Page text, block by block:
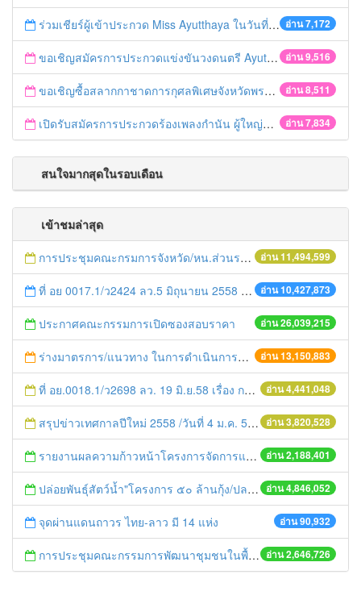
อ่าน 7,172
ร่วมเชียร์ผู้เข้าประกวด Miss Ayutthaya ในวันที่ 15 ธันวาคม 2560
อ่าน 9,516
ขอเชิญสมัครการประกวดแข่งขันวงดนตรี Ayutthaya battle of the bands
อ่าน 8,511
ขอเชิญซื้อสลากกาชาดการกุศลพิเศษจังหวัดพระนครศรีอยุธยา 2560
อ่าน 7,834
เปิดรับสมัครการประกวดร้องเพลงกำนัน ผู้ใหญ่บ้าน ฯลฯ
สนใจมากสุดในรอบเดือน
เข้าชมล่าสุด
อ่าน 11,494,599
การประชุมคณะกรมการจังหวัด/หน.ส่วนราชการประจำเดือน มิถุนายน 2558
อ่าน 10,427,873
ที่ อย 0017.1/ว2424 ลว.5 มิถุนายน 2558 เรื่อง แจ้งกำหนดตรวจประเมินและให้คะแนนหน่วยงานที่สมัครเข้าร่วมโครงการพัฒนาหน่วยงานต้นแบบในการจัดตั้งศูนย์ข้อมูลข่าวสารของราชการฯ ประจำปีงบประมาณ พ.ศ. 2558
อ่าน 26,039,215
ประกาศคณะกรรมการเปิดซองสอบราคา
อ่าน 13,150,883
ร่างมาตรการ/แนวทาง ในการดำเนินการประกอบการตรวจราชการแบบบูรณาการ
อ่าน 4,441,048
ที่ อย.0018.1/ว2698 ลว. 19 มิ.ย.58 เรื่อง การแก้ไขปัญหาหนี้สินให้แก่เกษตรกร
อ่าน 3,820,528
สรุปข่าวเทศกาลปีใหม่ 2558 /วันที่ 4 ม.ค. 58
อ่าน 2,188,401
รายงานผลความก้าวหน้าโครงการจัดการแก้ไขปัญหาขยะ สัปดาห์ที่ 9/2558
อ่าน 4,846,052
ปล่อยพันธุ์สัตว์น้ำ"โครงการ ๕๐ ล้านกุ้ง/ปลา ฟื้นชีวิตใหม่ให้เจ้าพระยา
อ่าน 90,932
จุดผ่านแดนถาวร ไทย-ลาว มี 14 แห่ง
อ่าน 2,646,726
การประชุมคณะกรรมการพัฒนาชุมชนในพื้นที่รอบโรงไฟฟ้า (คพรฟ.) ครั้งที่ 2/2558 กองทุนพัฒนาไฟฟ้าบริษัท โรจนะเพาเวอร์ จำกัด